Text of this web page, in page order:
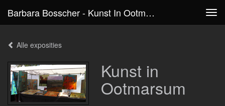
Barbara Bosscher - Kunst In Ootmarsum
Alle exposities
Kunst in
Ootmarsum